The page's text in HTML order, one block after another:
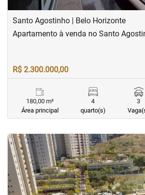
Santo Agostinho | Belo Horizonte
Apartamento à venda no Santo
R$ 2.300.000,00
180,00 m²
Área principal
4
quarto(s)
3
<<< <